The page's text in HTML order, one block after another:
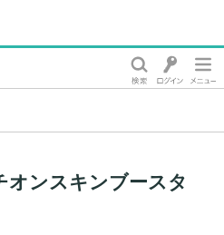
オンスキンブースタ